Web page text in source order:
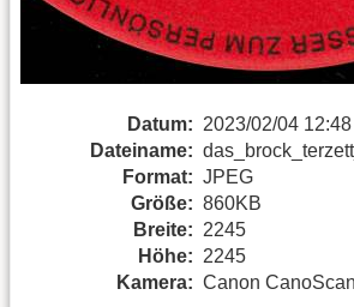
Datum: 2023/02/04 12:48
Dateiname:
Format: JPEG
Größe: 860KB
Breite: 2245
Höhe: 2245
Kamera: Canon